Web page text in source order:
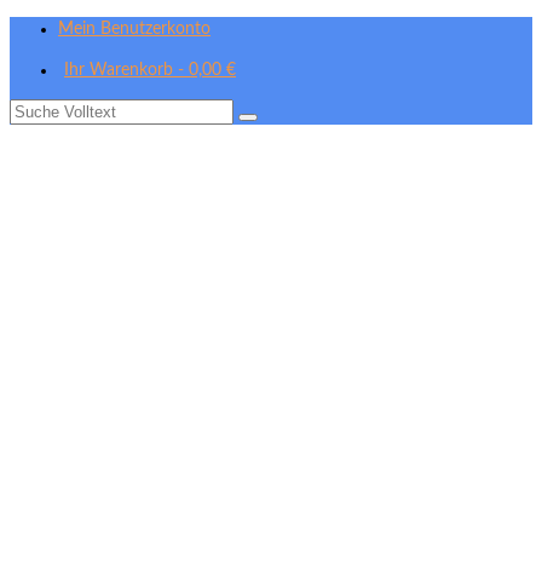
Mein Benutzerkonto
Ihr Warenkorb - 0,00 €
Suche